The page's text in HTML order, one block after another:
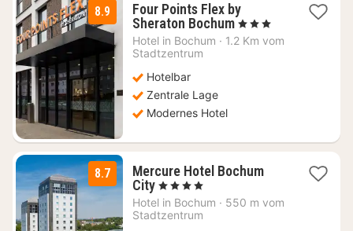
8.9
Four Points Flex by
Sheraton Bochum1
Nacht
, 3 Sterne
Hotel in Bochum · 1.2 Km vom
Stadtzentrum
Hotelbar
Zentrale Lage
Modernes Hotel
8.7
Mercure Hotel Bochum
City1
Nacht
ab
, 4 Sterne
Hotel in Bochum · 550 m vom
Stadtzentrum